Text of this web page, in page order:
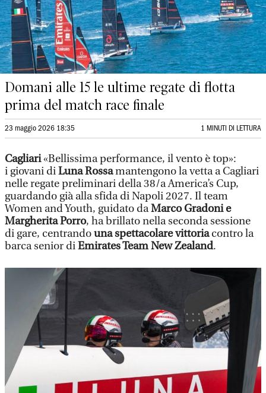
Domani alle 15 le ultime regate di flotta
prima del match race finale
23 maggio 2026 18:35 1 MINUTI DI LETTURA
Cagliari«Bellissima performance, il vento è top»:
i giovani diLuna Rossamantengono la vetta a Cagliari
nelle regate preliminari della 38/a America’s Cup,
guardando già alla sfida di Napoli 2027. Il team
Women and Youth, guidato daMarco Gradoni e
Margherita Porro, ha brillato nella seconda sessione
di gare, centrandouna spettacolare vittoriacontro la
barca senior diEmirates Team New Zealand.